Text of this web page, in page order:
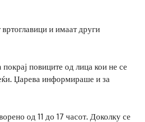
и имаат други
повиците од лица кои не се
Џарева информираше и за
од 11 до 17 часот. Доколку се